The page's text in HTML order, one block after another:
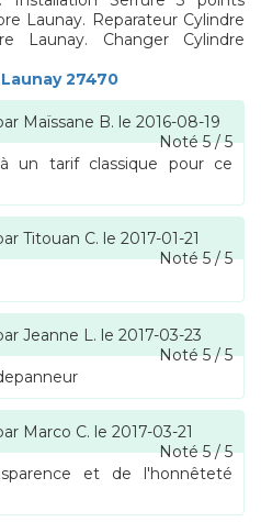
Launay. Reparateur Cylindre
Launay. Changer Cylindre
27470
Maïssane B. le 2016-08-19
Noté5/5
un tarif classique pour ce
Titouan C. le 2017-01-21
Noté5/5
Jeanne L. le 2017-03-23
Noté5/5
Marco C. le 2017-03-21
Noté5/5
et de l'honnêteté